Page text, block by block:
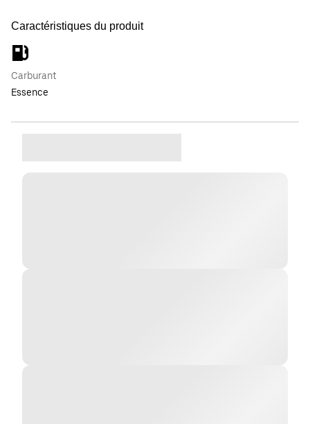
Caractéristiques du produit
Carburant
Essence